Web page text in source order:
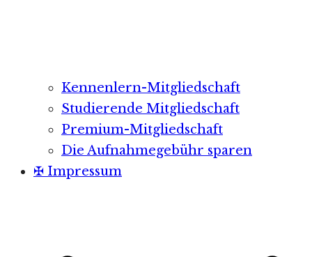
Kennenlern-Mitgliedschaft
Studierende Mitgliedschaft
Premium-Mitgliedschaft
Die Aufnahmegebühr sparen
✠ Impressum